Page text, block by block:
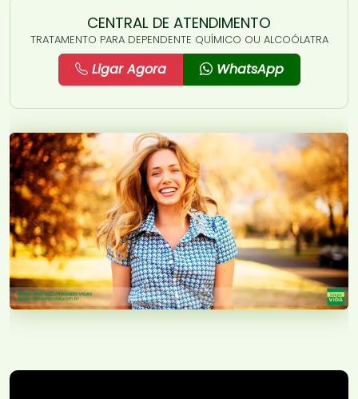
CENTRAL DE ATENDIMENTO
TRATAMENTO PARA DEPENDENTE QUÍMICO OU ALCOÓLATRA
Ligar Agora WhatsApp